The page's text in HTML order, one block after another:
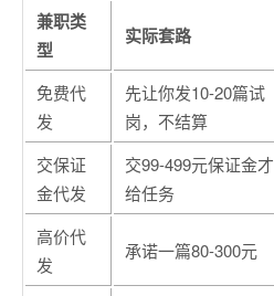
兼职类
型
实际套路
免费代
发
先让你发10-20篇试
岗，不结算
交保证
金代发
交99-499元保证金才
给任务
高价代
发
承诺一篇80-300元